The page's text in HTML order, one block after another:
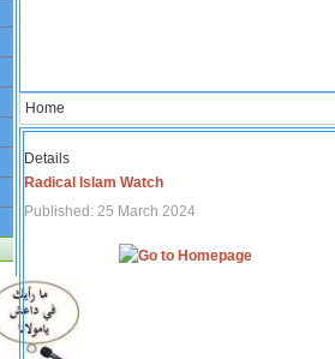
Home
Details
Radical Islam Watch
Published: 25 March 2024